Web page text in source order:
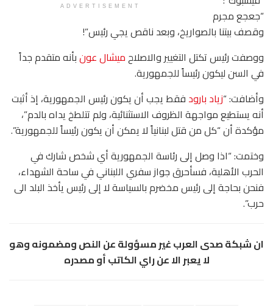
ADVERTISEMENT
“جعجع مجرم
وقصف بيتنا بالصواريخ، وبعد ناقص يجي رئيس”!
ووصفت رئيس تكتل التغيير والاصلاحميشال عونبأنه متقدم جداً
في السن ليكون رئيساً للجمهورية.
وأضافت: “زياد بارود فقط يجب أن يكون رئيس الجمهورية، إذ أثبت
أنه يستطيع مواجهة الظروف الاستثنائية، ولم تتلطخ يداه بالدم”،
مؤكدة أن “كل من قتل لبنانياً لا يمكن أن يكون رئيساً للجمهورية”.
وختمت: “اذا وصل إلى رئاسة الجمهورية أي شخص شارك في
الحرب الأهلية، فسأحرق جواز سفري اللبناني في ساحة الشهداء،
فنحن بحاجة إلى رئيس مخضرم بالسياسة لا إلى رئيس يأخذ البلد الى
حرب”.
ان شبكة صدى العرب غير مسؤولة عن النص ومضمونه وهو
لا يعبر الا عن راي الكاتب أو مصدره